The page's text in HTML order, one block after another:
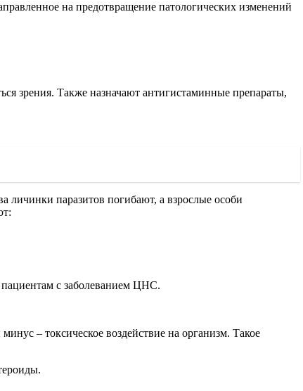
на предотвращение патологических изменений
зрения. Также назначают антигистаминные препараты,
личинки паразитов погибают, а взрослые особи
пациентам с заболеванием ЦНС.
– токсическое воздействие на организм. Такое